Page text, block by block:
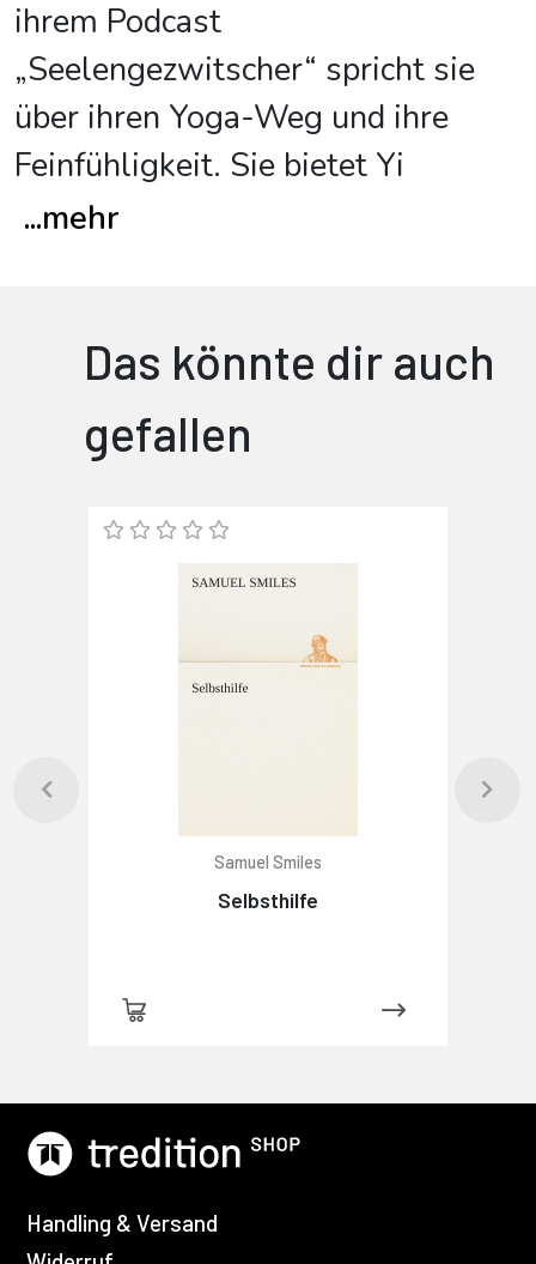
ihrem Podcast
„Seelengezwitscher“ spricht sie
über ihren Yoga-Weg und ihre
Feinfühligkeit. Sie bietet Yi
...mehr
Das könnte dir auch
gefallen
Samuel Smiles
Selbsthilfe
Handling & Versand